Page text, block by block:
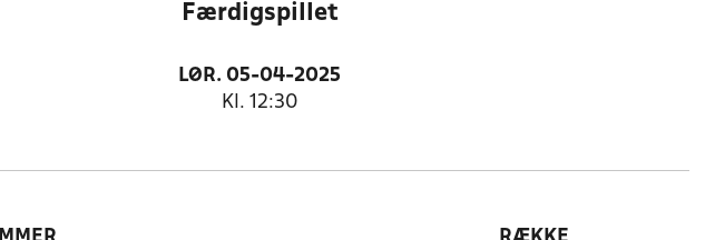
Færdigspillet
LØR. 05-04-2025
Kl. 12:30